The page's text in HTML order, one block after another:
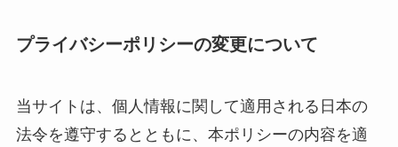
プライバシーポリシーの変更について
当サイトは、個人情報に関して適用される日本の
法令を遵守するとともに、本ポリシーの内容を適